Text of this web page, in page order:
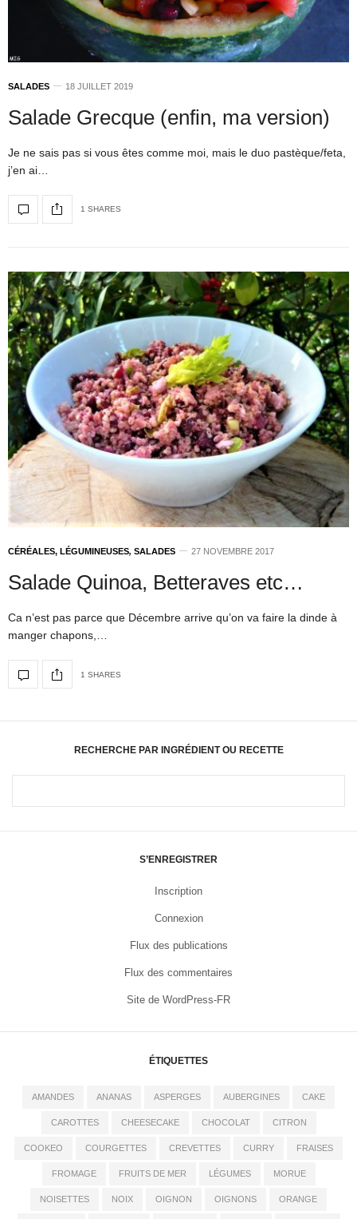
SALADES 18 JUILLET 2019
Salade Grecque (enfin, ma version)
Je ne sais pas si vous êtes comme moi, mais le duo pastèque/feta,
j’en ai…
1 SHARES
CÉRÉALES, LÉGUMINEUSES, SALADES 27 NOVEMBRE 2017
Salade Quinoa, Betteraves etc…
Ca n’est pas parce que Décembre arrive qu’on va faire la dinde à
manger chapons,…
1 SHARES
RECHERCHE PAR INGRÉDIENT OU RECETTE
S’ENREGISTRER
Inscription
Connexion
Flux des publications
Flux des commentaires
Site de WordPress-FR
ÉTIQUETTES
AMANDES ANANAS ASPERGES AUBERGINES CAKE
CAROTTES CHEESECAKE CHOCOLAT CITRON
COOKEO COURGETTES CREVETTES CURRY FRAISES
FROMAGE FRUITS DE MER LÉGUMES MORUE
NOISETTES NOIX OIGNON OIGNONS ORANGE